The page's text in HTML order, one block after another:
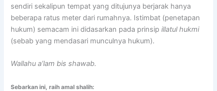
sendiri sekalipun tempat yang ditujunya berjarak hanya
beberapa ratus meter dari rumahnya. Istimbat (penetapan
hukum) semacam ini didasarkan pada prinsipillatul hukmi
(sebab yang mendasari munculnya hukum).
Wallahu a’lam bis shawab.
Sebarkan ini, raih amal shalih: